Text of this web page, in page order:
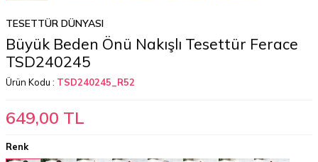
TESETTÜR DÜNYASI
Büyük Beden Önü Nakışlı Tesettür Ferace
TSD240245
Ürün Kodu : TSD240245_R52
649,00 TL
Renk